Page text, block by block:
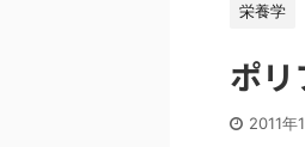
栄養学
ポリ
2011年